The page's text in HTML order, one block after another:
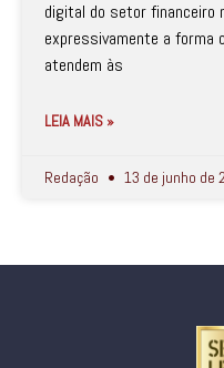
digital do setor financeiro
expressivamente a forma
atendem às
LEIA MAIS »
Redação 13 de junho de